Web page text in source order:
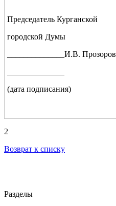
Председатель Курганской
городской Думы
______________И.В. Прозоров
(дата подписания)
2
Возврат к списку
Разделы